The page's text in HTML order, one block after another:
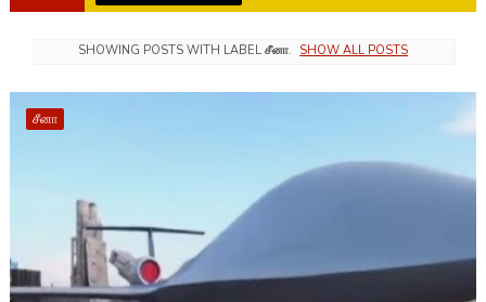
SHOWING POSTS WITH LABEL சீனா. SHOW ALL POSTS
சீனா